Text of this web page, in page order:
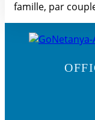
famille, par